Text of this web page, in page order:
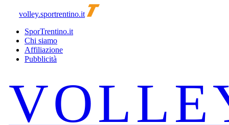
volley.sportrentino.it
SporTrentino.it
Chi siamo
Affiliazione
Pubblicità